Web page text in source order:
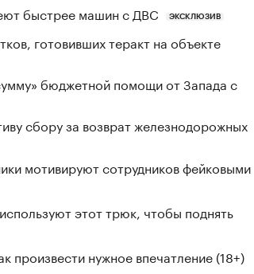
быстрее машин с ДВС
ЭКСКЛЮЗИВ
готовивших теракт на объекте
бюджетной помощи от Запада с
сбору за возврат железнодорожных
мотивируют сотрудников фейковыми
этот трюк, чтобы поднять
произвести нужное впечатление (18+)